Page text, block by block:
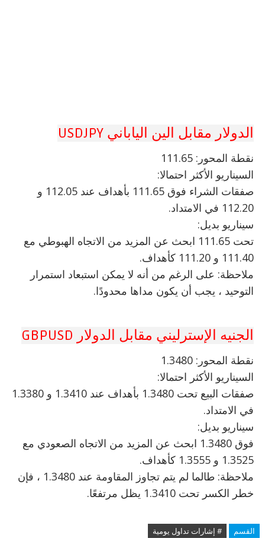
الدولار مقابل الين الياباني USDJPY
نقطة المحور: 111.65
السيناريو الأكثر احتمالا:
صفقات الشراء فوق 111.65 بأهداف عند 112.05 و
112.20 في الامتداد.
سيناريو بديل:
تحت 111.65 ابحث عن المزيد من الاتجاه الهبوطي مع
111.40 و 111.20 كأهداف.
ملاحظة: على الرغم من أنه لا يمكن استبعاد استمرار
التوحيد ، يجب أن يكون مداها محدودًا.
الجنيه الإسترليني مقابل الدولار GBPUSD
نقطة المحور: 1.3480
السيناريو الأكثر احتمالا:
صفقات البيع تحت 1.3480 بأهداف عند 1.3410 و 1.3380
في الامتداد.
سيناريو بديل:
فوق 1.3480 ابحث عن المزيد من الاتجاه الصعودي مع
1.3525 و 1.3555 كأهداف.
ملاحظة: طالما لم يتم تجاوز المقاومة عند 1.3480 ، فإن
خطر الكسر تحت 1.3410 يظل مرتفعًا.
القسم # إشارات تداول يومية